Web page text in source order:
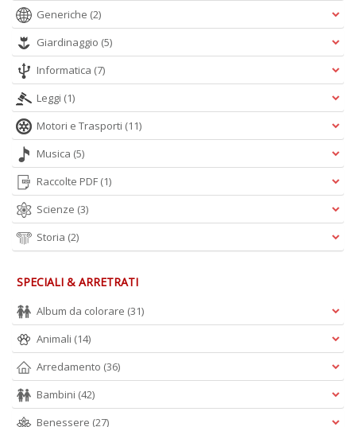
Generiche (2)
Giardinaggio (5)
Informatica (7)
Leggi (1)
Motori e Trasporti (11)
Musica (5)
Raccolte PDF (1)
Scienze (3)
Storia (2)
SPECIALI & ARRETRATI
Album da colorare (31)
Animali (14)
Arredamento (36)
Bambini (42)
Benessere (27)